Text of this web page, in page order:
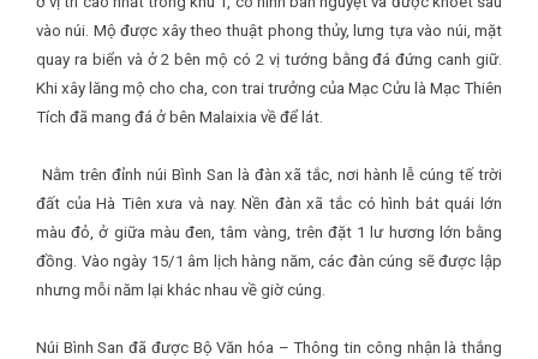
vào núi. Mộ được xây theo thuật phong thủy, lưng tựa vào núi, mặt
quay ra biển và ở 2 bên mộ có 2 vị tướng bằng đá đứng canh giữ.
Khi xây lăng mộ cho cha, con trai trưởng của Mạc Cửu là Mạc Thiên
Tích đã mang đá ở bên Malaixia về để lát.
Nằm trên đỉnh núi Bình San là đàn xã tắc, nơi hành lễ cúng tế trời
đất của Hà Tiên xưa và nay. Nền đàn xã tắc có hình bát quái lớn
màu đỏ, ở giữa màu đen, tâm vàng, trên đặt 1 lư hương lớn bằng
đồng. Vào ngày 15/1 âm lịch hàng năm, các đàn cúng sẽ được lập
nhưng mỗi năm lại khác nhau về giờ cúng.
Núi Bình San đã được Bộ Văn hóa – Thông tin công nhận là thắng